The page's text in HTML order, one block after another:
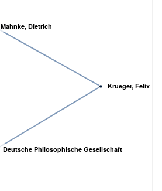
Deutsche Philosophische Gesellschaft
Mahnke, Dietrich
Krueger, Felix